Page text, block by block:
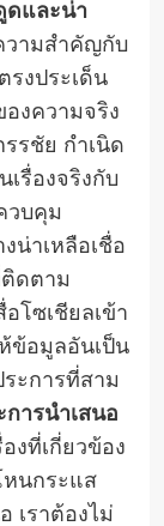
ดและน่า
วามสำคัญกับ
รงประเด็น
งความจริง
รชัย กำเนิด
รื่องจริงกับ
วบคุม
น่าเหลือเชื่อ
ติดตาม
โซเชียลเข้า
ข้อมูลอันเป็น
ะการที่สาม
ารนำเสนอ
งที่เกี่ยวข้อง
หนกระแส
เราต้องไม่